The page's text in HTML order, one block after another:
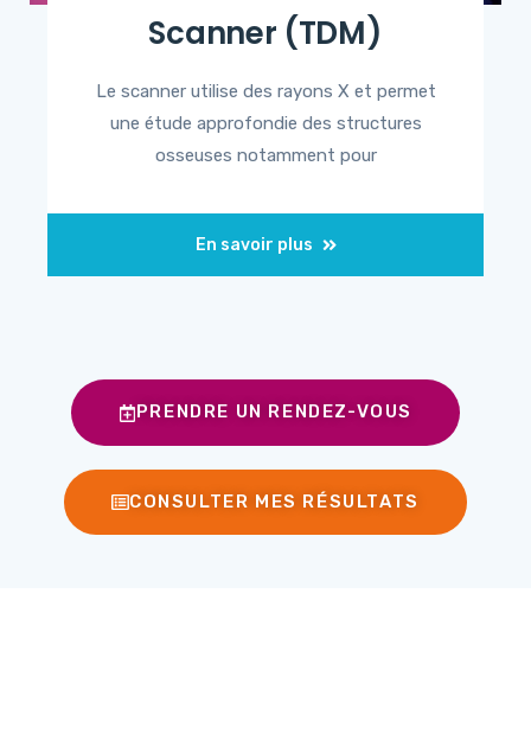
Scanner (TDM)
Le scanner utilise des rayons X et permet
une étude approfondie des structures
osseuses notamment pour
En savoir plus
PRENDRE UN RENDEZ-VOUS
CONSULTER MES RÉSULTATS